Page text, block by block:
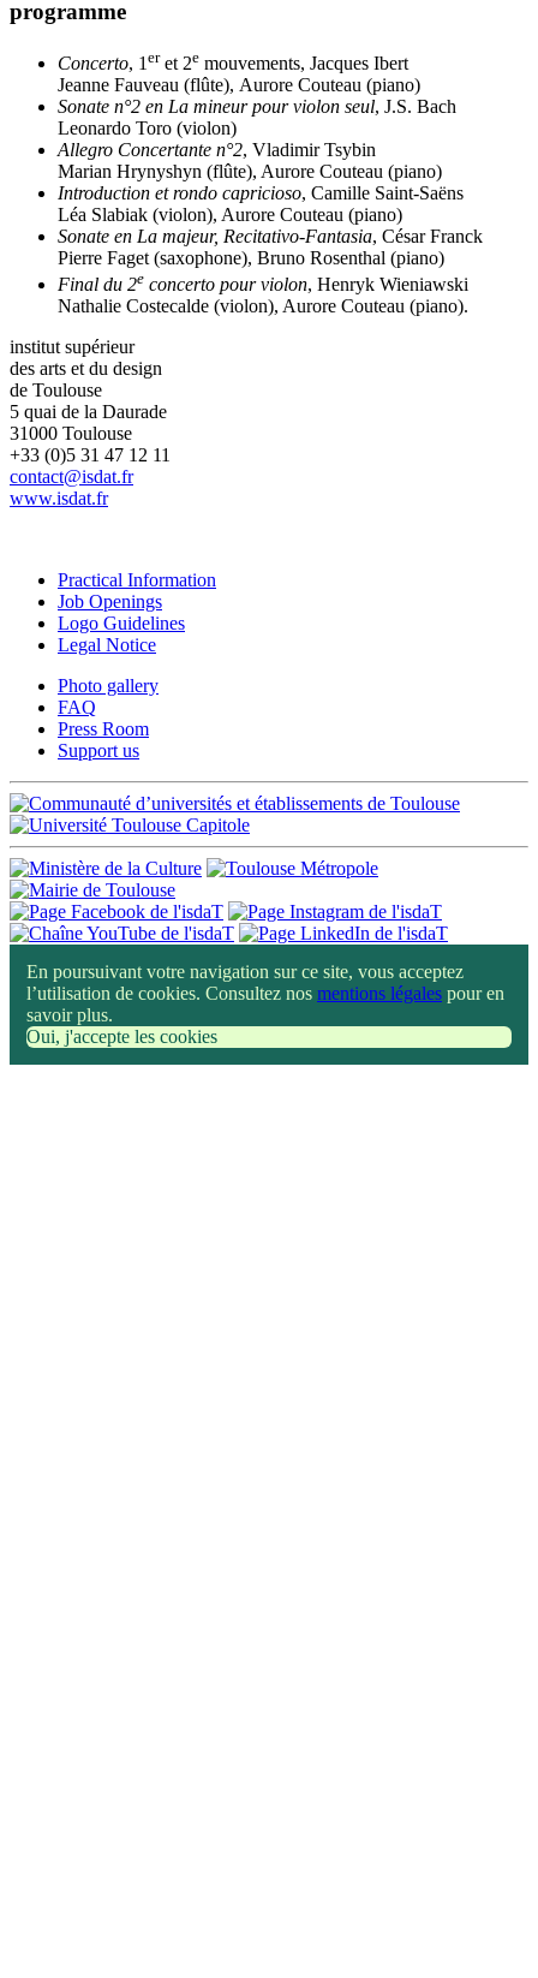
programme
Concerto, 1 eret 2e mouvements, Jacques Ibert
Jeanne Fauveau (flûte), Aurore Couteau (piano)
Sonate n°2 en La mineur pour violon seul, J.S. Bach
Leonardo Toro (violon)
Allegro Concertante n°2, Vladimir Tsybin
Marian Hrynyshyn (flûte), Aurore Couteau (piano)
Introduction et rondo capricioso, Camille Saint-Saëns
Léa Slabiak (violon), Aurore Couteau (piano)
Sonate en La majeur, Recitativo-Fantasia, César Franck
Pierre Faget (saxophone), Bruno Rosenthal (piano)
Final du 2e concerto pour violon, Henryk Wieniawski
Nathalie Costecalde (violon), Aurore Couteau (piano).
institut supérieur
des arts et du design
de Toulouse
5 quai de la Daurade
31000 Toulouse
+33 (0)5 31 47 12 11
contact@isdat.fr
www.isdat.fr
Practical Information
Job Openings
Logo Guidelines
Legal Notice
Photo gallery
FAQ
Press Room
Support us
En poursuivant votre navigation sur ce site, vous acceptez
l’utilisation de cookies. Consultez nos mentions légales pour en
savoir plus.
Oui, j'accepte les cookies